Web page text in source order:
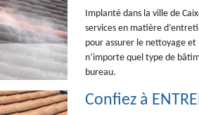
Implanté dans la ville de
services en matière
pour assurer le nettoyage
n’importe quel type de
bureau.
Confiez à